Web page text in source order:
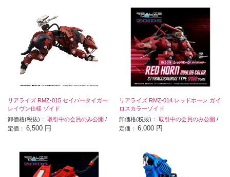
リアライズ RMZ-015 セイバータイガー
レイヴン仕様 ゾイド
卸価格(税抜)： 取引中の会員のみ公開 /
定価： 6,500 円
リアライズ RMZ-014 レッドホーン ガイ
ロスカラーゾイド
卸価格(税抜)：取引中の会員のみ公開 /
定価：6,000 円